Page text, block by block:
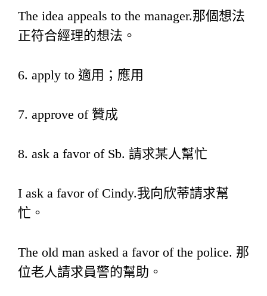
The idea appeals to the manager.那個想法
正符合經理的想法。
6. apply to 適用；應用
7. approve of 贊成
8. ask a favor of Sb. 請求某人幫忙
I ask a favor of Cindy.我向欣蒂請求幫
忙。
The old man asked a favor of the police. 那
位老人請求員警的幫助。